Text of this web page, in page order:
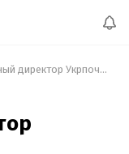
Генеральный директор Укрпочты впервые прокомментировал решение "Новой почты" приобрести банк